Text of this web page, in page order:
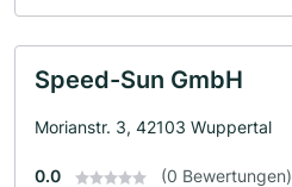
Speed-Sun GmbH
Morianstr. 3, 42103 Wuppertal
0.0 (0 Bewertungen)